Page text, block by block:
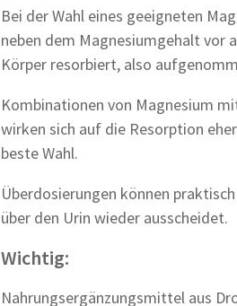
Bei der Wahl eines geeigneten
neben dem Magnesiumgehalt vor
Körper resorbiert, also
Kombinationen von Magnesium
wirken sich auf die Resorption
beste Wahl.
Überdosierungen können
über den Urin wieder ausscheidet.
Wichtig:
Nahrungsergänzungsmittel aus